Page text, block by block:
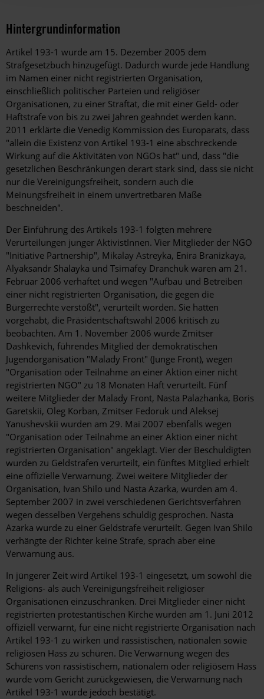
Hintergrundinformation
Hintergrund
Artikel 193-1 wurde am 15. Dezember 2005 dem
Strafgesetzbuch hinzugefügt. Dadurch wurde jede Handlung
im Namen einer nicht registrierten Organisation,
einschließlich politischer Parteien und religiöser
Organisationen, zu einer Straftat, die mit einer Geld- oder
Haftstrafe von bis zu zwei Jahren geahndet werden kann.
2011 erklärte die Venedig Kommission des Europarats, dass
"allein die Existenz von Artikel 193-1 eine abschreckende
Wirkung auf die Aktivitäten von NGOs hat" und, dass "die
gesetzlichen Beschränkungen derart stark sind, dass sie nicht
nur die Vereinigungsfreiheit, sondern auch die
Meinungsfreiheit in einem unvertretbaren Maße
beschneiden".
Der Einführung des Artikels 193-1 folgten mehrere
Verurteilungen junger AktivistInnen. Vier Mitglieder der NGO
"Initiative Partnership", Mikalay Astreyka, Enira Branizkaya,
Alyaksandr Shalayka und Tsimafey Dranchuk waren am 21.
Februar 2006 verhaftet und wegen "Aufbau und Betreiben
einer nicht registrierten Organisation, die gegen die
Bürgerrechte verstößt", verurteilt worden. Sie hatten
vorgehabt, die Präsidentschaftswahl 2006 kritisch zu
beobachten. Am 1. November 2006 wurde Zmitser
Dashkevich, führendes Mitglied der demokratischen
Jugendorganisation "Malady Front" (Junge Front), wegen
"Organisation oder Teilnahme an einer Aktion einer nicht
registrierten NGO" zu 18 Monaten Haft verurteilt. Fünf
weitere Mitglieder der Malady Front, Nasta Palazhanka, Boris
Garetskii, Oleg Korban, Zmitser Fedoruk und Aleksej
Yanushevskii wurden am 29. Mai 2007 ebenfalls wegen
"Organisation oder Teilnahme an einer Aktion einer nicht
registrierten Organisation" angeklagt. Vier der Beschuldigten
wurden zu Geldstrafen verurteilt, ein fünftes Mitglied erhielt
eine offizielle Verwarnung. Zwei weitere Mitglieder der
Organisation, Ivan Shilo und Nasta Azarka, wurden am 4.
September 2007 in zwei verschiedenen Gerichtsverfahren
wegen desselben Vergehens schuldig gesprochen. Nasta
Azarka wurde zu einer Geldstrafe verurteilt. Gegen Ivan Shilo
verhängte der Richter keine Strafe, sprach aber eine
Verwarnung aus.
In jüngerer Zeit wird Artikel 193-1 eingesetzt, um sowohl die
Religions- als auch Vereinigungsfreiheit religiöser
Organisationen einzuschränken. Drei Mitglieder einer nicht
registrierten protestantischen Kirche wurden am 1. Juni 2012
offiziell verwarnt, für eine nicht registrierte Organisation nach
Artikel 193-1 zu wirken und rassistischen, nationalen sowie
religiösen Hass zu schüren. Die Verwarnung wegen des
Schürens von rassistischem, nationalem oder religiösem Hass
wurde vom Gericht zurückgewiesen, die Verwarnung nach
Artikel 193-1 wurde jedoch bestätigt.